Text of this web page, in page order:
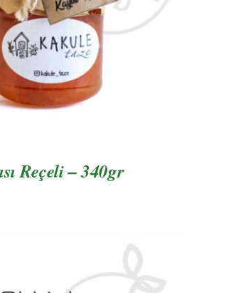
AYRINTILAR
Reçeli – 340gr